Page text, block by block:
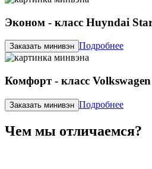
Эконом - класс Huyndai
Заказать минивэн Подробнее
Комфорт - класс
Заказать минивэн Подробнее
Чем мы отличаемся?